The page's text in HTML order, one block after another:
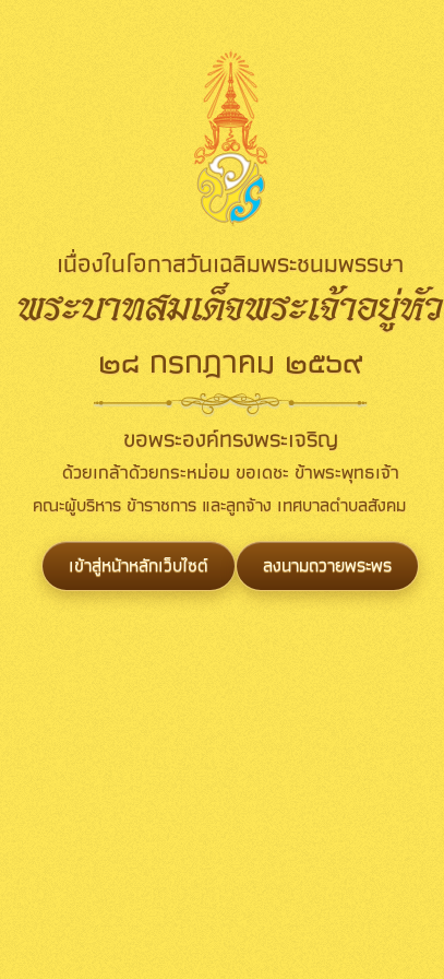
คณะผู้บริหาร ข้าราชการ และลูกจ้าง เทศบาลตำบลสังคม
เนื่องในโอกาสวันเฉลิมพระชนมพรรษา
พระบาทสมเด็จพระเจ้าอยู่หัว
๒๘ กรกฎาคม ๒๕๖๙
ขอพระองค์ทรงพระเจริญ
ด้วยเกล้าด้วยกระหม่อม ขอเดชะ ข้าพระพุทธเจ้า
เข้าสู่หน้าหลักเว็บไซต์ ลงนามถวายพระพร